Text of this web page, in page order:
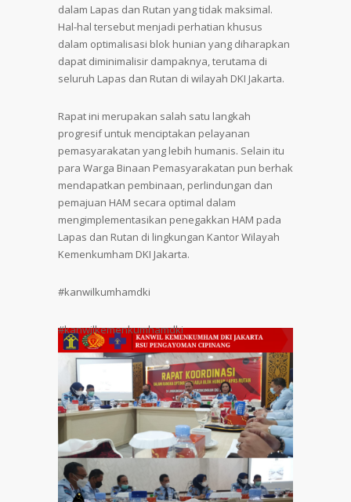
dalam Lapas dan Rutan yang tidak maksimal.
Hal-hal tersebut menjadi perhatian khusus
dalam optimalisasi blok hunian yang diharapkan
dapat diminimalisir dampaknya, terutama di
seluruh Lapas dan Rutan di wilayah DKI Jakarta.
Rapat ini merupakan salah satu langkah
progresif untuk menciptakan pelayanan
pemasyarakatan yang lebih humanis. Selain itu
para Warga Binaan Pemasyarakatan pun berhak
mendapatkan pembinaan, perlindungan dan
pemajuan HAM secara optimal dalam
mengimplementasikan penegakkan HAM pada
Lapas dan Rutan di lingkungan Kantor Wilayah
Kemenkumham DKI Jakarta.
#kanwilkumhamdki
#kanwilkemenkumhamdki